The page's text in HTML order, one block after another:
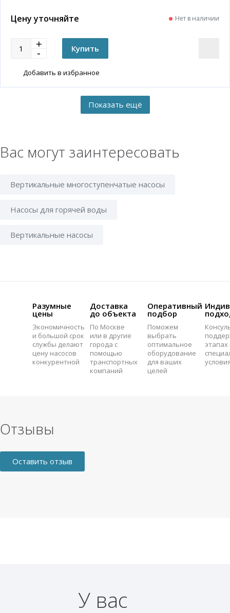
Цену уточняйте Нет в наличии
Добавить в избранное
Вас могут заинтересовать
Вертикальные многоступенчатые насосы
Насосы для горячей воды
Вертикальные насосы
Разумные
цены
Экономичность
и большой срок
службы делают
цену насосов
конкурентной
Доставка
до объекта
По Москве
или в другие
города с
помощью
транспортных
компаний
Оперативный
подбор
Поможем
выбрать
оптимальное
оборудование
для ваших
целей
этапах
Отзывы
Оставить отзыв
У вас